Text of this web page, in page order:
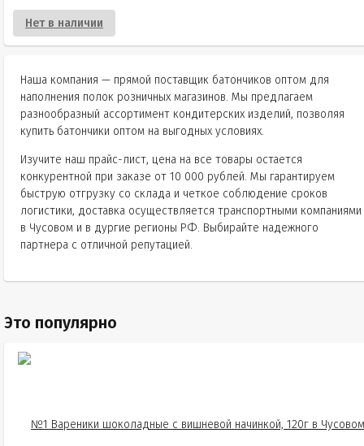
Нет в наличии
Наша компания — прямой поставщик батончиков оптом для
наполнения полок розничных магазинов. Мы предлагаем
разнообразный ассортимент кондитерских изделий, позволяя
купить батончики оптом на выгодных условиях.
Изучите наш прайс-лист, цена на все товары остается
конкурентной при заказе от 10 000 рублей. Мы гарантируем
быструю отгрузку со склада и четкое соблюдение сроков
логистики, доставка осуществляется транспортными компаниями
в Чусовом и в дургие регионы РФ. Выбирайте надежного
партнера с отличной репутацией.
Это популярно